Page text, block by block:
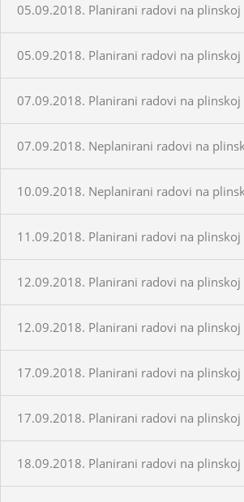
05.09.2018. Planirani radovi na plinskoj
05.09.2018. Planirani radovi na plinskoj
07.09.2018. Planirani radovi na plinskoj
07.09.2018. Neplanirani radovi na
10.09.2018. Neplanirani radovi na
11.09.2018. Planirani radovi na plinskoj
12.09.2018. Planirani radovi na plinskoj
12.09.2018. Planirani radovi na plinskoj
17.09.2018. Planirani radovi na plinskoj
17.09.2018. Planirani radovi na plinskoj
18.09.2018. Planirani radovi na plinskoj